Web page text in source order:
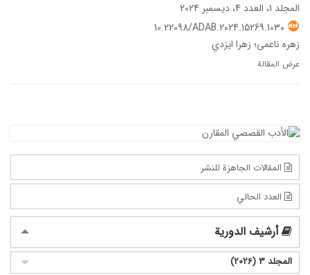
المجلد 1، العدد 4، ديسمبر 2024
10.22098/ADAB.2024.15269.1030
زهره ناعمی؛ زهرا ايزدي
عرض المقالة
المقالات الجاهزة للنشر
العدد الحالي
أرشيف الدورية
المجلد 3 (2026)